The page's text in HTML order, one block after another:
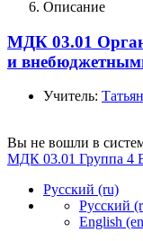
Описание
МДК 03.01
и
Учитель:
Вы не вошли в
МДК 03.01 Группа 4
Русский ‎(ru)‎
Русский
English